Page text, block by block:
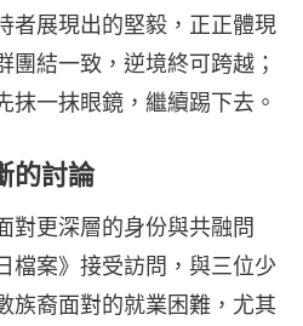
者展現出的堅毅，正正體現
團結一致，逆境終可跨越；
抹一抹眼鏡，繼續踢下去。
的討論
對更深層的身份與共融問
檔案》接受訪問，與三位少
族裔面對的就業困難，尤其